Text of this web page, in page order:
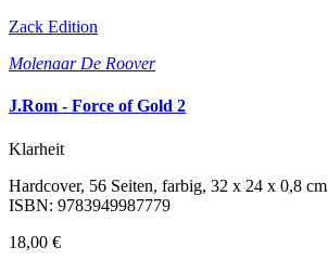
Zack Edition
Molenaar De Roover
J.Rom - Force of Gold 2
Klarheit
Hardcover, 56 Seiten, farbig, 32 x 24 x 0,8 cm
ISBN: 9783949987779
18,00 €